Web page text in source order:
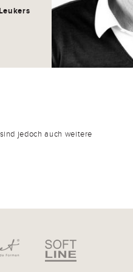
jedoch auch weitere